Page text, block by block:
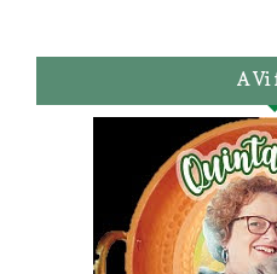
A Vi